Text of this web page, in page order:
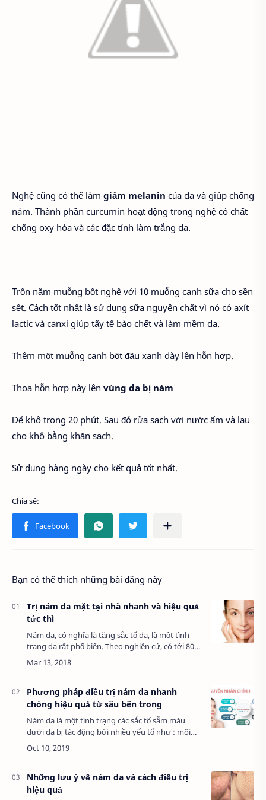
Nghệ cũng có thể làm giảm melanin của da và giúp chống
nám. Thành phần curcumin hoạt động trong nghệ có chất
chống oxy hóa và các đặc tính làm trắng da.
Trộn năm muỗng bột nghệ với 10 muỗng canh sữa cho sền
sệt. Cách tốt nhất là sử dụng sữa nguyên chất vì nó có axít
lactic và canxi giúp tẩy tế bào chết và làm mềm da.
Thêm một muỗng canh bột đậu xanh dày lên hỗn hợp.
Thoa hỗn hợp này lên vùng da bị nám
Để khô trong 20 phút. Sau đó rửa sạch với nước ấm và lau
cho khô bằng khăn sạch.
Sử dụng hàng ngày cho kết quả tốt nhất.
Bạn có thể thích những bài đăng này
Trị nám da mặt tại nhà nhanh và hiệu quả
tức thì
Nám da, có nghĩa là tăng sắc tố da, là một tình
trạng da rất phổ biến. Theo nghiên cứ, có tới 80%
phụ nữ sau sinh tại Việt Nam phải đối mặt với tình
trạng nám da và là nám da phổ b…
Phương pháp điều trị nám da nhanh
chóng hiệu quả từ sâu bên trong
Nám da là một tình trạng các sắc tố sẫm màu
dưới da bị tác động bởi nhiều yếu tố như : môi
trường, ánh nắng, nội tiết, chế độ sinh hoạt
không hợp lý gây nên những vết nám. Thường
Những lưu ý về nám da và cách điều trị
hiệu quả